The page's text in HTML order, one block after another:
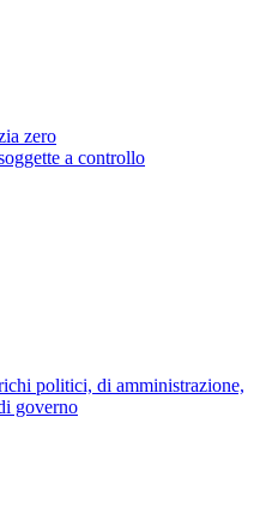
zero
a controllo
politici, di amministrazione,
governo